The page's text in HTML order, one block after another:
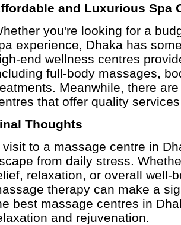
and Luxurious Spa
you're looking for a
experience, Dhaka has
end wellness centres
full-body massages,
Meanwhile, there
that offer quality
Thoughts
visit to a massage centre in
from daily stress.
relaxation, or overall well-
therapy can make a
best massage centres in
and rejuvenation.